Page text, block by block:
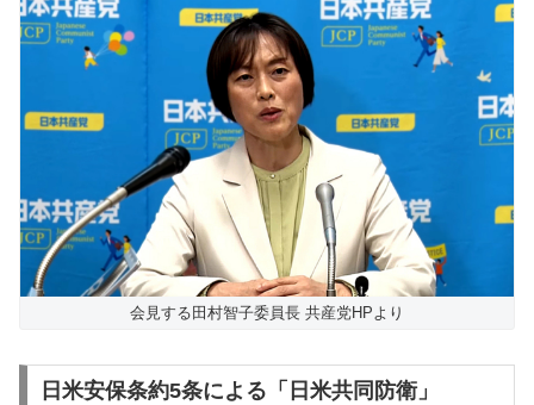
会見する田村智子委員長 共産党HPより
日米安保条約5条による「日米共同防衛」